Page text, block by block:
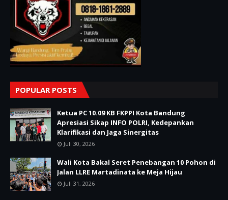
POPULAR POSTS
Ketua PC 10.09 KB FKPPI Kota Bandung
Apresiasi Sikap INFO POLRI, Kedepankan
Klarifikasi dan Jaga Sinergitas
Juli 30, 2026
Wali Kota Bakal Seret Penebangan 10 Pohon di
Jalan LLRE Martadinata ke Meja Hijau
Juli 31, 2026